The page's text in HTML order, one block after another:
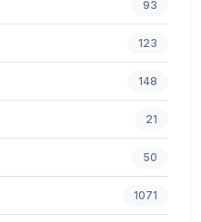
93
123
148
21
50
1071